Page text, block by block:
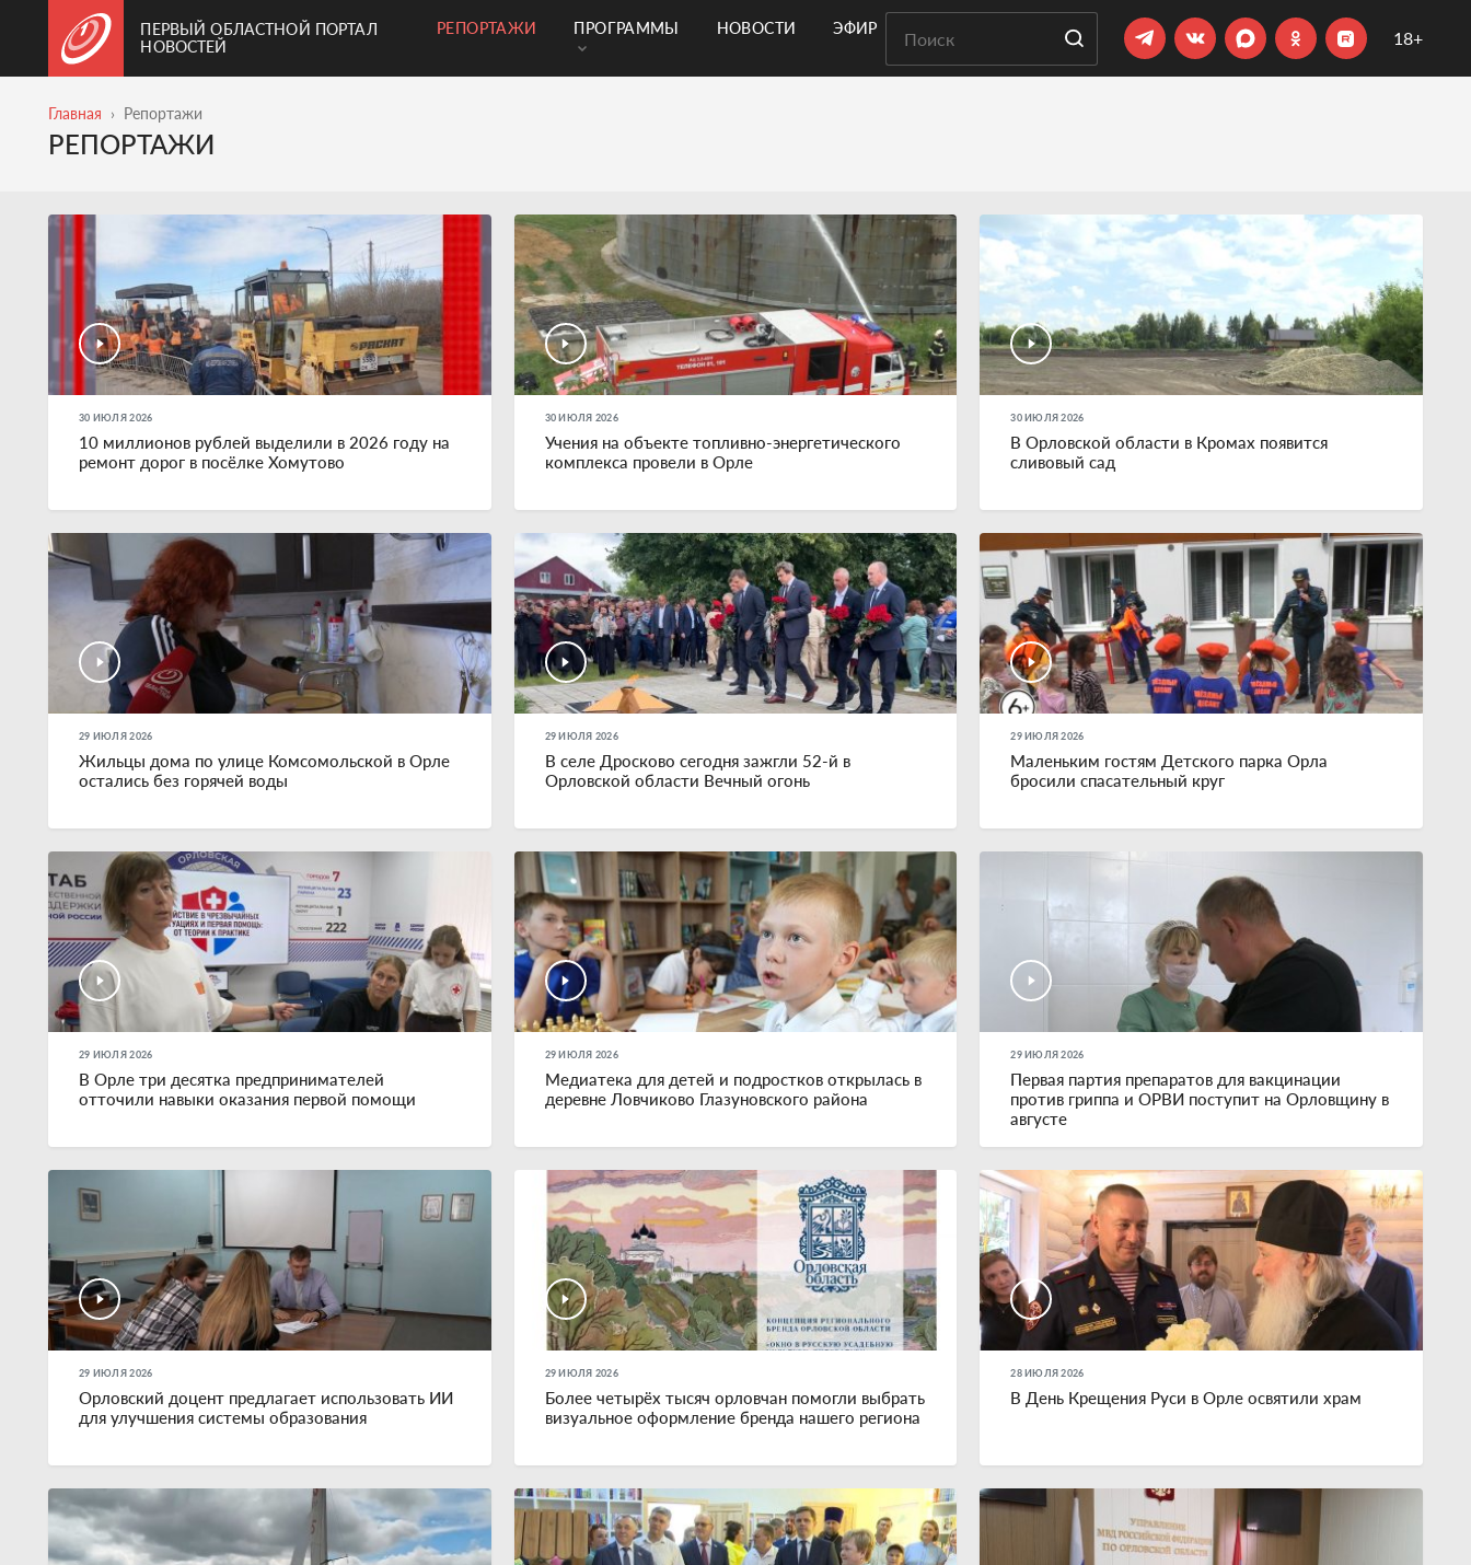
ПЕРВЫЙ ОБЛАСТНОЙ ПОРТАЛ
НОВОСТЕЙ
РЕПОРТАЖИ ПРОГРАММЫ НОВОСТИ ЭФИР 18+
Главная Репортажи
РЕПОРТАЖИ
30 ИЮЛЯ 2026
10 миллионов рублей выделили в 2026 году на
ремонт дорог в посёлке Хомутово
30 ИЮЛЯ 2026
Учения на объекте топливно-энергетического
комплекса провели в Орле
30 ИЮЛЯ 2026
В Орловской области в Кромах появится
сливовый сад
29 ИЮЛЯ 2026
Жильцы дома по улице Комсомольской в Орле
остались без горячей воды
29 ИЮЛЯ 2026
В селе Дросково сегодня зажгли 52-й в
Орловской области Вечный огонь
29 ИЮЛЯ 2026
Маленьким гостям Детского парка Орла
бросили спасательный круг
29 ИЮЛЯ 2026
В Орле три десятка предпринимателей
отточили навыки оказания первой помощи
29 ИЮЛЯ 2026
Медиатека для детей и подростков открылась в
деревне Ловчиково Глазуновского района
29 ИЮЛЯ 2026
Первая партия препаратов для вакцинации
против гриппа и ОРВИ поступит на Орловщину в
августе
29 ИЮЛЯ 2026
Орловский доцент предлагает использовать ИИ
для улучшения системы образования
29 ИЮЛЯ 2026
Более четырёх тысяч орловчан помогли выбрать
визуальное оформление бренда нашего региона
28 ИЮЛЯ 2026
В День Крещения Руси в Орле освятили храм